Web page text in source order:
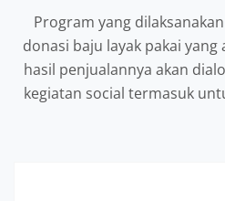
Program yang
donasi baju layak pakai
hasil penjualannya akan
kegiatan social termasuk